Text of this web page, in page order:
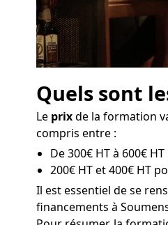
Quels sont
Le prixde la formation
compris entre :
De 300€ HT à 600€
200€ HT et 400€ HT
Il est essentiel de se
financements à